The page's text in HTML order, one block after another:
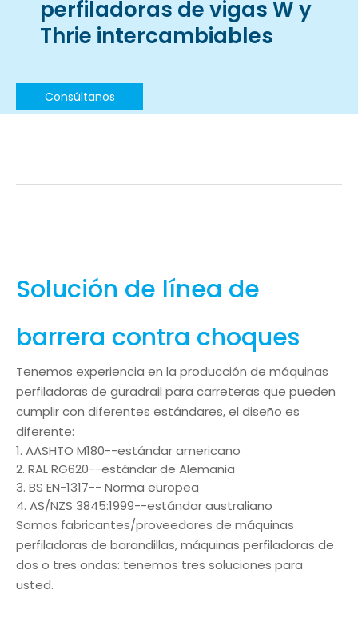
perfiladoras de vigas W y
Thrie intercambiables
Consúltanos
Solución de línea de
barrera contra choques
Tenemos experiencia en la producción de máquinas
perfiladoras de guradrail para carreteras que pueden
cumplir con diferentes estándares, el diseño es
diferente:
AASHTO M180--estándar americano
RAL RG620--estándar de Alemania
BS EN-1317-- Norma europea
AS/NZS 3845:1999--estándar australiano
Somos fabricantes/proveedores de máquinas
perfiladoras de barandillas, máquinas perfiladoras de
dos o tres ondas: tenemos tres soluciones para
usted.